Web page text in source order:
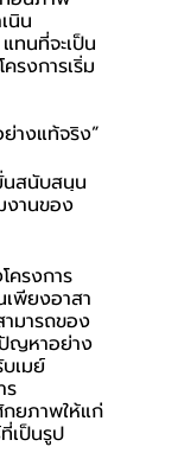
นิน
ทนที่จะเป็น
รงการเริ่ม
างแท้จริง”
นสนับสนุน
งานของ
ครงการ
พียงอาสา
มารถของ
ปัญหาอย่าง
เมย์
ร
กยภาพให้แก่
เป็นรูป